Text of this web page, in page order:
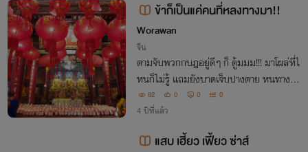
ข้าก็เป็นแค่คนที่หลงทางมา!!
Worawan
จีน
ตามจับพวกกบฎอยู่ดีๆ ก็ ตู้มมม!!! มาโผล่ที่ไ
หนก็ไม่รู้ แถมยังบาดเจ็บปางตาย หนทางที่จ
ะกลับยุคเดิมก็ไม่มี ปลูกต้นไม้ก็ไม่ขึ้น ทำอา
หารก็ไม่เป็น ความรู้เรื่องค้าขายเป็นศูนย์สิ่ง
ที่ทำได้ดีก็มีแค่สู้รบ เฮ้อ!
82 0 0 0
4 ปีที่แล้ว
แสบ เฮี้ยว เฟี้ยว ซ่าส์